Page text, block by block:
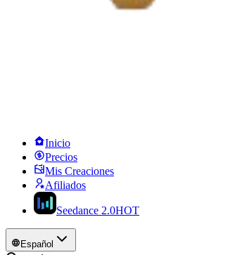
Inicio
Precios
Mis Creaciones
Afiliados
Seedance 2.0HOT
Español